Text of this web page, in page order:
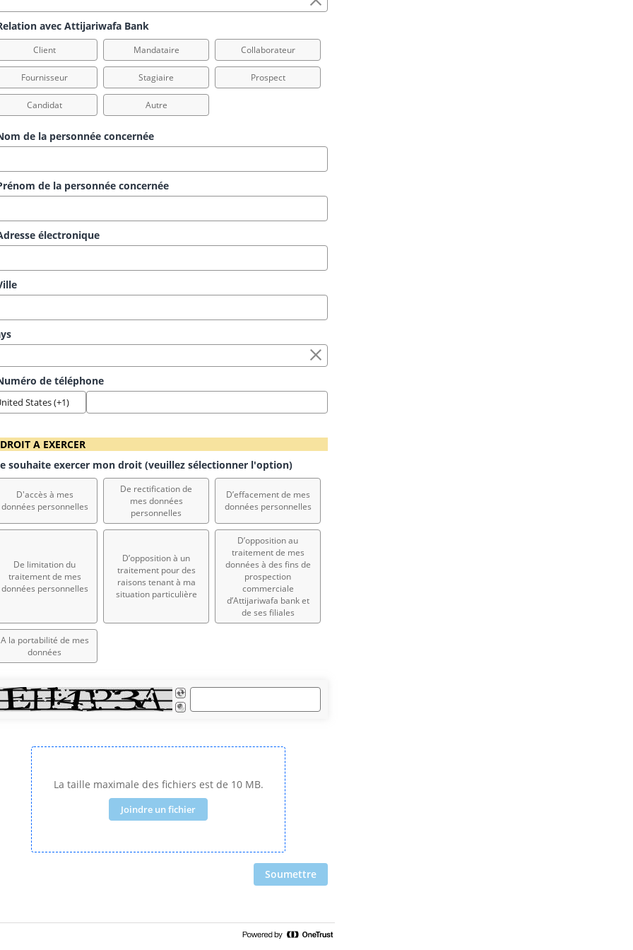
avec Attijariwafa Bank
Client Mandataire Collaborateur
Fournisseur Stagiaire Prospect
Candidat Autre
de la personnée concernée
de la personnée concernée
électronique
de téléphone
souhaite exercer mon droit (veuillez sélectionner l'option)
D'accès à mes
données personnelles
De rectification de
mes données
personnelles
D’effacement de mes
données personnelles
De limitation du
traitement de mes
données personnelles
D’opposition à un
traitement pour des
raisons tenant à ma
situation particulière
D’opposition au
traitement de mes
données à des fins de
prospection
commerciale
d’Attijariwafa bank et
de ses filiales
A la portabilité de mes
données
La taille maximale des fichiers est de 10 MB.
Joindre un fichier
Soumettre